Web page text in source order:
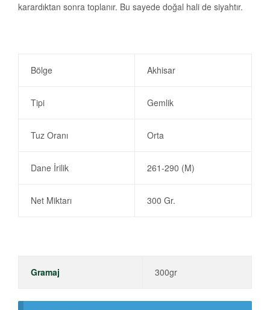
karardıktan sonra toplanır. Bu sayede doğal hali de siyahtır.
Bölge Akhisar
Tipi Gemlik
Tuz Oranı Orta
Dane İrilik 261-290 (M)
Net Miktarı 300 Gr.
Gramaj 300gr